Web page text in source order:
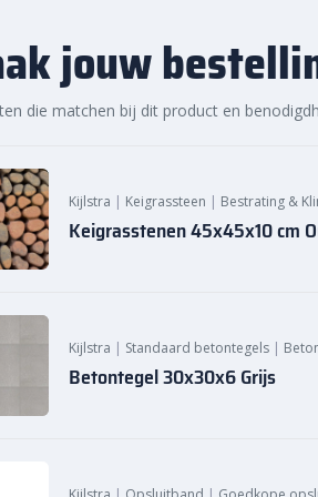
jouw
die matchen bij dit product en
Kijlstra | Keigrassteen | Bestrating &
Keigrasstenen 45x45x10 cm
Kijlstra | Standaard betontegels |
Betontegel 30x30x6 Grijs